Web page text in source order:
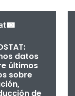
datos
últimos
sobre
de